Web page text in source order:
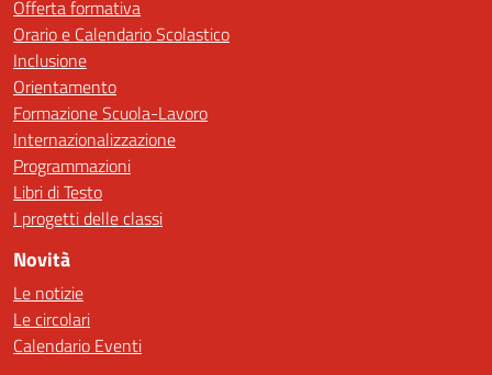
Offerta formativa
Orario e Calendario Scolastico
Inclusione
Orientamento
Formazione Scuola-Lavoro
Internazionalizzazione
Programmazioni
Libri di Testo
I progetti delle classi
Novità
Le notizie
Le circolari
Calendario Eventi